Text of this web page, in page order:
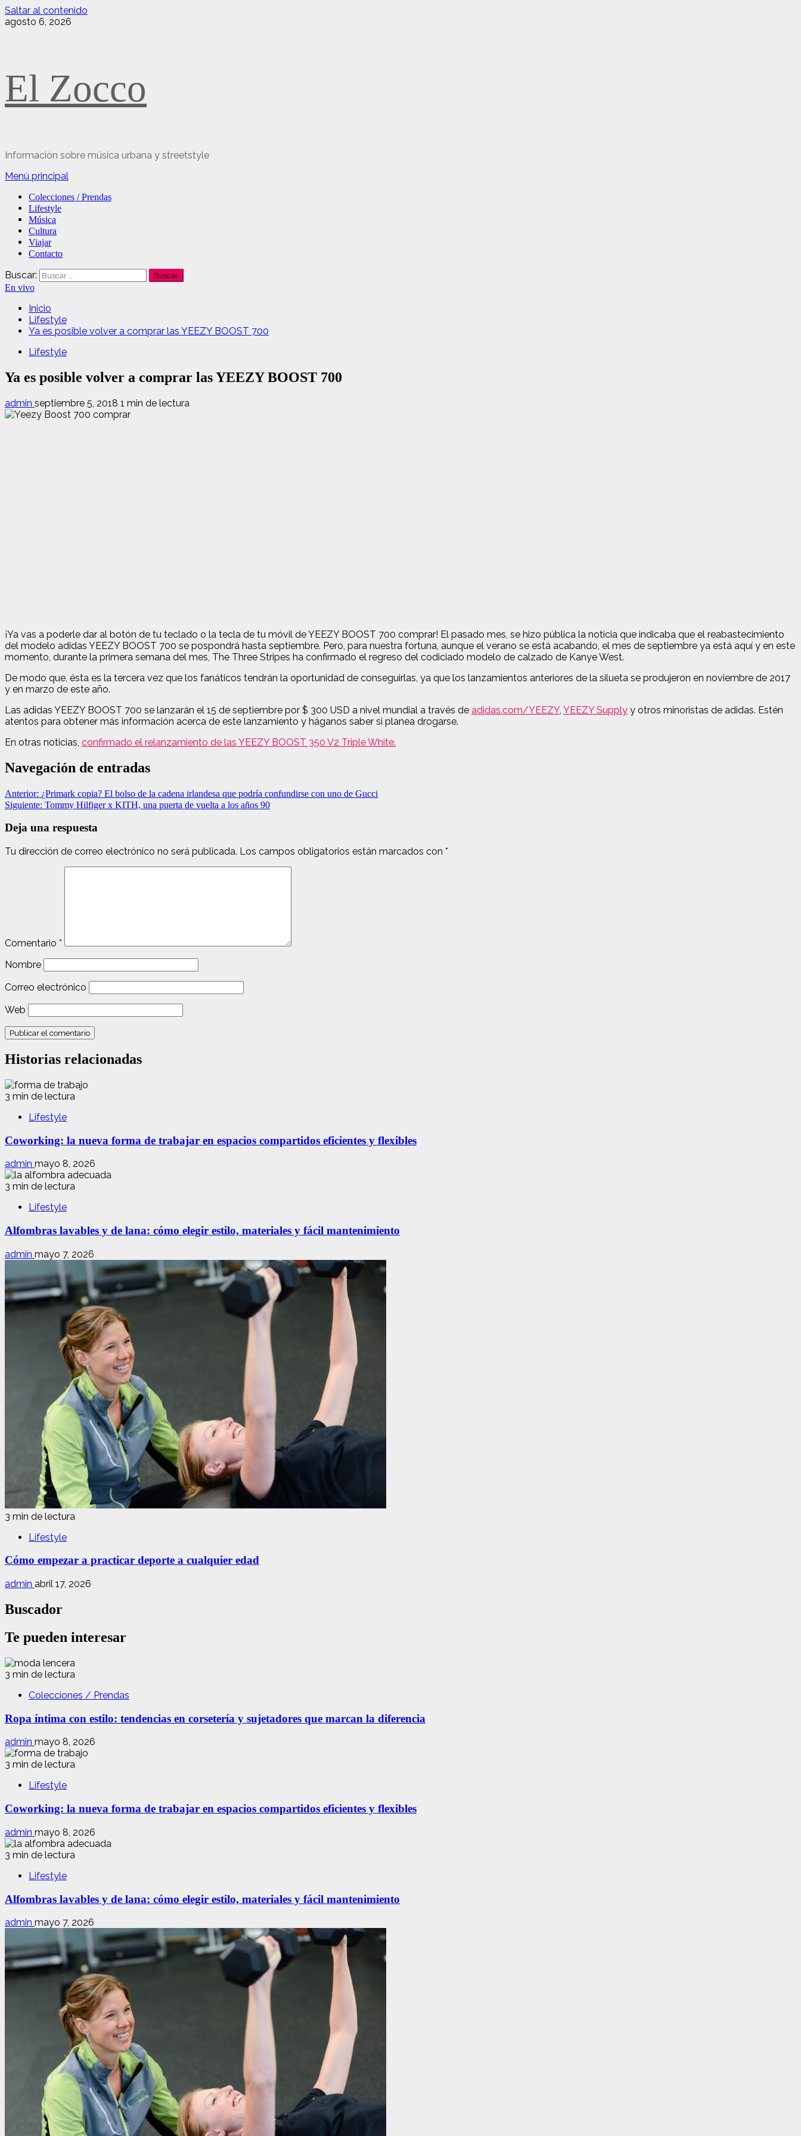
Saltar al contenido
agosto 6, 2026
El Zocco
Información sobre música urbana y streetstyle
Menú principal
Colecciones / Prendas
Lifestyle
Música
Cultura
Viajar
Contacto
Buscar:
En vivo
Inicio
Lifestyle
Ya es posible volver a comprar las YEEZY BOOST 700
Lifestyle
Ya es posible volver a comprar las YEEZY BOOST 700
admin septiembre 5, 2018 1 min de lectura
¡Ya vas a poderle dar al botón de tu teclado o la tecla de tu móvil de YEEZY BOOST 700 comprar! El pasado mes, se hizo pública la noticia que indicaba que el reabastecimiento
del modelo adidas YEEZY BOOST 700 se pospondrá hasta septiembre. Pero, para nuestra fortuna, aunque el verano se está acabando, el mes de septiembre ya está aquí y en este
momento, durante la primera semana del mes, The Three Stripes ha confirmado el regreso del codiciado modelo de calzado de Kanye West.
De modo que, ésta es la tercera vez que los fanáticos tendrán la oportunidad de conseguirlas, ya que los lanzamientos anteriores de la silueta se produjeron en noviembre de 2017
y en marzo de este año.
Las adidas YEEZY BOOST 700 se lanzarán el 15 de septiembre por $ 300 USD a nivel mundial a través de adidas.com/YEEZY, YEEZY Supply y otros minoristas de adidas. Estén
atentos para obtener más información acerca de este lanzamiento y háganos saber si planea drogarse.
En otras noticias, confirmado el relanzamiento de las YEEZY BOOST 350 V2 Triple White.
Navegación de entradas
Anterior: ¿Primark copia? El bolso de la cadena irlandesa que podría confundirse con uno de Gucci
Siguiente: Tommy Hilfiger x KITH, una puerta de vuelta a los años 90
Deja una respuesta
Tu dirección de correo electrónico no será publicada. Los campos obligatorios están marcados con *
Comentario *
Nombre
Correo electrónico
Web
Historias relacionadas
3 min de lectura
Lifestyle
Coworking: la nueva forma de trabajar en espacios compartidos eficientes y flexibles
admin mayo 8, 2026
3 min de lectura
Lifestyle
Alfombras lavables y de lana: cómo elegir estilo, materiales y fácil mantenimiento
admin mayo 7, 2026
3 min de lectura
Lifestyle
Cómo empezar a practicar deporte a cualquier edad
admin abril 17, 2026
Buscador
Te pueden interesar
3 min de lectura
Colecciones / Prendas
Ropa íntima con estilo: tendencias en corsetería y sujetadores que marcan la diferencia
admin mayo 8, 2026
3 min de lectura
Lifestyle
Coworking: la nueva forma de trabajar en espacios compartidos eficientes y flexibles
admin mayo 8, 2026
3 min de lectura
Lifestyle
Alfombras lavables y de lana: cómo elegir estilo, materiales y fácil mantenimiento
admin mayo 7, 2026